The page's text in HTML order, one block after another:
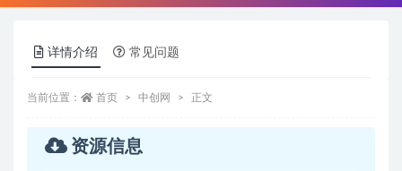
详情介绍 常见问题
当前位置： 首页 中创网 正文
资源信息